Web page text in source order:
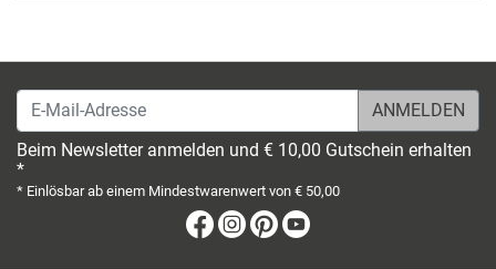
E-Mail-Adresse
Beim Newsletter anmelden und € 10,00 Gutschein erhalten
*
* Einlösbar ab einem Mindestwarenwert von € 50,00
Facebook
Instagram
Pinterest